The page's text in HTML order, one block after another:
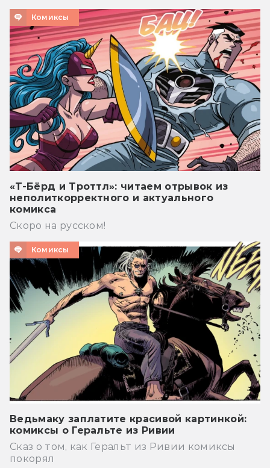
Комиксы
«Т-Бёрд и Троттл»: читаем отрывок из
неполиткорректного и актуального
комикса
Скоро на русском!
Комиксы
Ведьмаку заплатите красивой картинкой:
комиксы о Геральте из Ривии
Сказ о том, как Геральт из Ривии комиксы
покорял